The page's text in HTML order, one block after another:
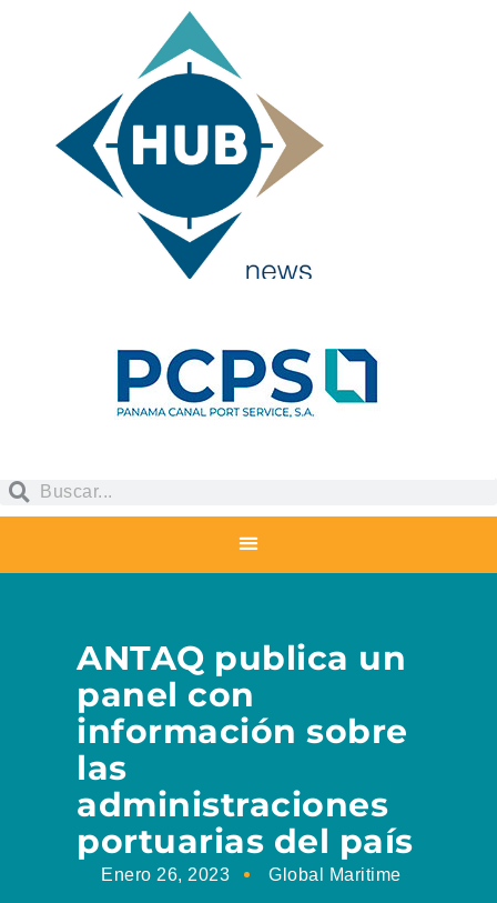
ANTAQ publica un
panel con
información sobre
las
administraciones
portuarias del país
Enero 26, 2023 Global Maritime